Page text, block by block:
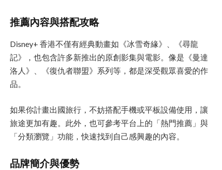
推薦內容與搭配攻略
Disney+ 香港不僅有經典動畫如《冰雪奇緣》、《尋龍
記》，也包含許多新推出的原創影集與電影。像是《曼達
洛人》、《復仇者聯盟》系列等，都是深受觀眾喜愛的作
品。
如果你計畫出國旅行，不妨搭配手機或平板設備使用，讓
旅途更加有趣。此外，也可參考平台上的「熱門推薦」與
「分類瀏覽」功能，快速找到自己感興趣的內容。
品牌簡介與優勢